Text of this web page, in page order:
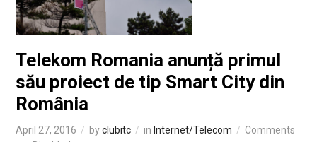
Telekom Romania anunță primul
său proiect de tip Smart City din
România
April 27, 2016 byclubitc in Internet/Telecom
Comments